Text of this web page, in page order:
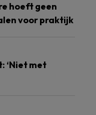
hoeft geen
voor praktijk
‘Niet met